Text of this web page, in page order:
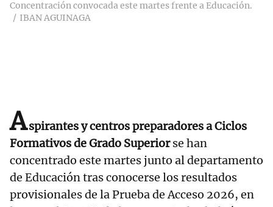
Concentración convocada este martes frente a Educación.
IBAN AGUINAGA
Aspirantes y centros preparadores a Ciclos
Formativos de Grado Superiorse han
concentrado este martes junto al departamento
de Educación tras conocerse los resultados
provisionales de la Prueba de Acceso 2026, en